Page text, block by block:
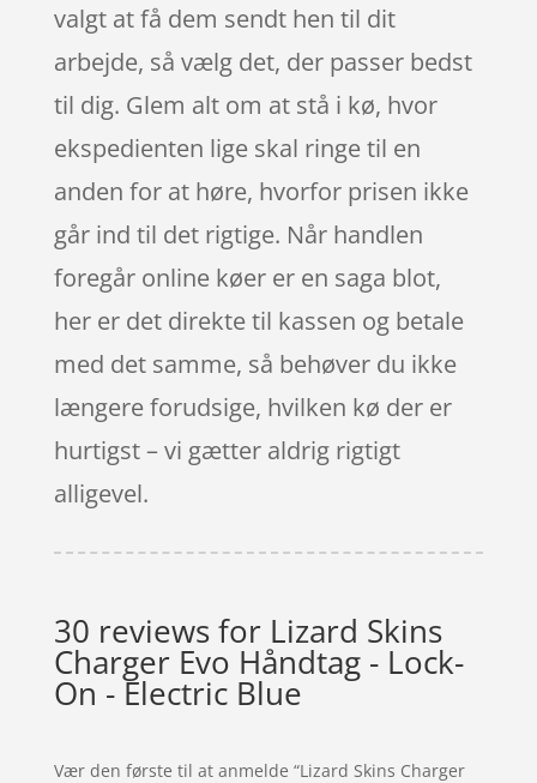
valgt at få dem sendt hen til dit
arbejde, så vælg det, der passer bedst
til dig. Glem alt om at stå i kø, hvor
ekspedienten lige skal ringe til en
anden for at høre, hvorfor prisen ikke
går ind til det rigtige. Når handlen
foregår online køer er en saga blot,
her er det direkte til kassen og betale
med det samme, så behøver du ikke
længere forudsige, hvilken kø der er
hurtigst – vi gætter aldrig rigtigt
alligevel.
30 reviews for Lizard Skins
Charger Evo Håndtag - Lock-
On - Electric Blue
Vær den første til at anmelde “Lizard Skins Charger